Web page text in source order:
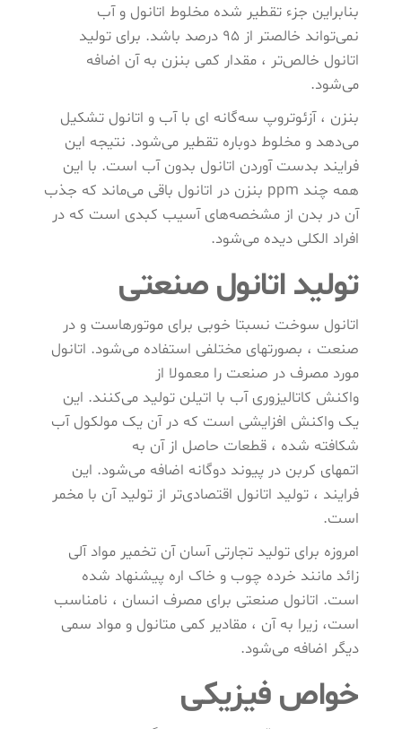
بنابراین جزء تقطیر شده مخلوط اتانول و آب
نمی‌تواند خالصتر از 95 درصد باشد. برای تولید
اتانول خالص‌تر ، مقدار کمی بنزن به آن اضافه
می‌شود.
بنزن ، آزئوتروپ سه‌گانه ‌ای با آب و اتانول تشکیل
می‌دهد و مخلوط دوباره تقطیر می‌شود. نتیجه این
فرایند بدست آوردن اتانول بدون آب است. با این
همه چند ppm بنزن در اتانول باقی می‌ماند که جذب
آن در بدن از مشخصه‌های آسیب کبدی است که در
افراد الکلی دیده می‌شود.
تولید اتانول صنعتی
اتانول سوخت نسبتا خوبی برای موتورهاست و در
صنعت ، بصورتهای مختلفی استفاده می‌شود. اتانول
مورد مصرف در صنعت را معمولا از
واکنش کاتالیزوری آب با اتیلن تولید می‌کنند. این
یک واکنش افزایشی است که در آن یک مولکول آب
شکافته شده ، قطعات حاصل از آن به
اتمهای کربن در پیوند دوگانه اضافه می‌شود. این
فرایند ، تولید اتانول اقتصادی‌تر از تولید آن با مخمر
است.
امروزه برای تولید تجارتی آسان آن تخمیر مواد آلی
زائد مانند خرده چوب و خاک اره پیشنهاد شده
است. اتانول صنعتی برای مصرف انسان ، نامناسب
است، زیرا به آن ، مقادیر کمی متانول و مواد سمی
دیگر اضافه می‌شود.
خواص فیزیکی